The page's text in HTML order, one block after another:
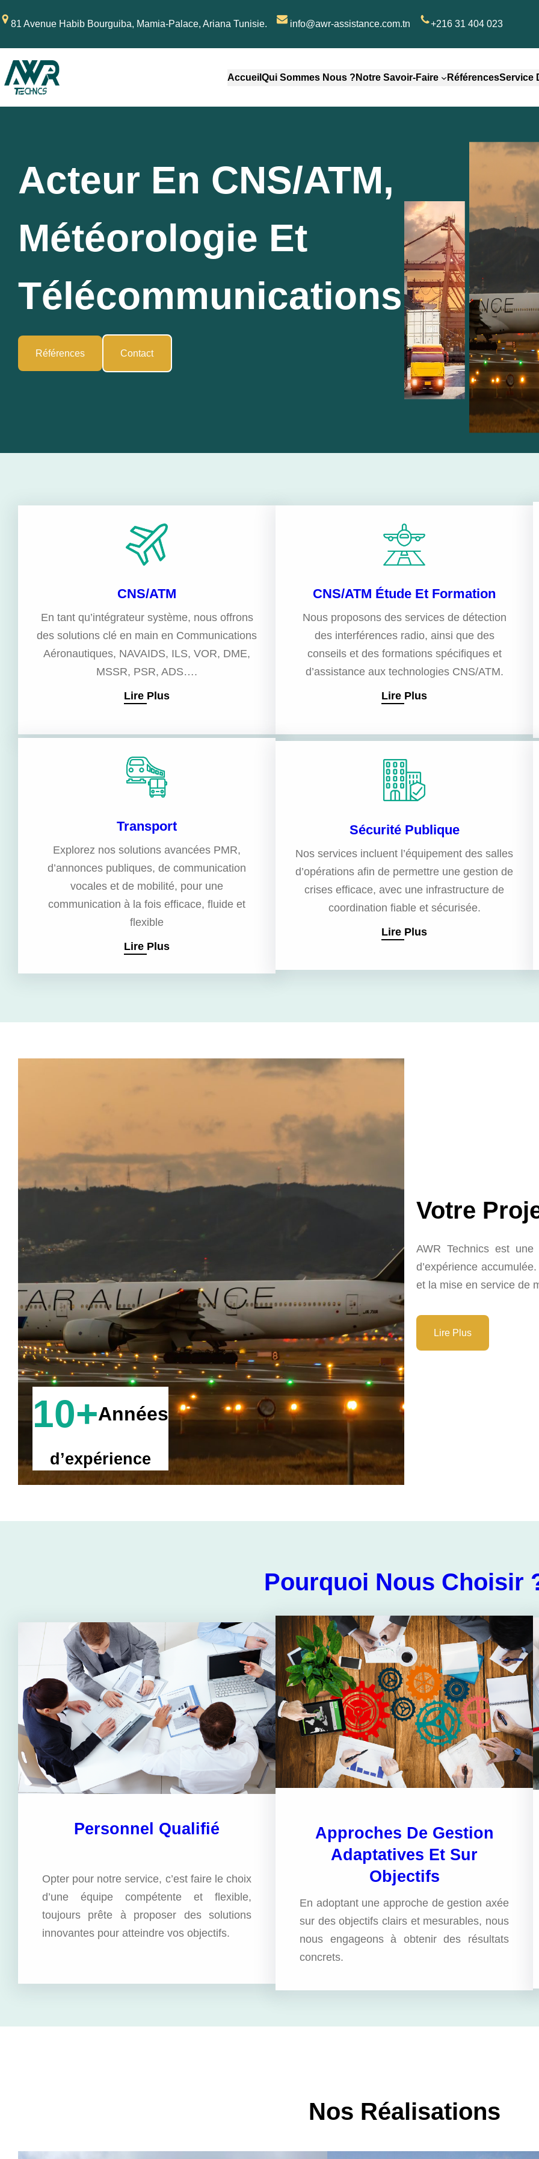
81 Avenue Habib Bourguiba, Mamia-Palace, Ariana Tunisie. info@awr-assistance.com.tn +216 31 404 023
AccueilQui Sommes Nous ? Notre Savoir-Faire RéférencesService
Acteur En CNS/ATM,
Météorologie Et
Télécommunications
Références Contact
CNS/ATM
En tant qu’intégrateur système, nous offrons
des solutions clé en main en Communications
Aéronautiques, NAVAIDS, ILS, VOR, DME,
MSSR, PSR, ADS….
Lire Plus
CNS/ATM Étude Et Formation
Nous proposons des services de détection
des interférences radio, ainsi que des
conseils et des formations spécifiques et
d’assistance aux technologies CNS/ATM.
Lire Plus
Transport
Explorez nos solutions avancées PMR,
d’annonces publiques, de communication
vocales et de mobilité, pour une
communication à la fois efficace, fluide et
flexible
Lire Plus
Sécurité Publique
Nos services incluent l’équipement des salles
d’opérations afin de permettre une gestion de
crises efficace, avec une infrastructure de
coordination fiable et sécurisée.
Lire Plus
10+Années
d’expérience
Votre
AWR Technics est
d’expérience
et la mise en service de
Lire Plus
Pourquoi Nous Choisir
Personnel Qualifié
Opter pour notre service, c’est faire le choix
d’une équipe compétente et flexible,
toujours prête à proposer des solutions
innovantes pour atteindre vos objectifs.
Approches De Gestion
Adaptatives Et Sur
Objectifs
En adoptant une approche de gestion axée
sur des objectifs clairs et mesurables, nous
nous engageons à obtenir des résultats
concrets.
Nos Réalisations